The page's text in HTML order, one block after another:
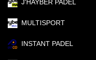
J'HAYBER PADEL
MULTISPORT
INSTANT PADEL